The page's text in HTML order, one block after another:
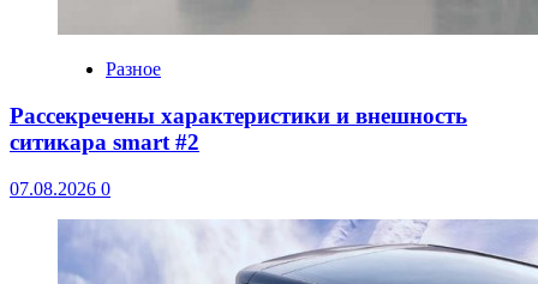
Разное
Рассекречены характеристики и внешность
ситикара smart #2
07.08.2026 0